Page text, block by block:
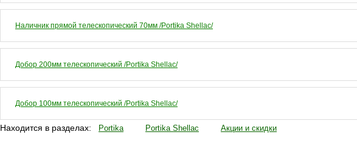
Наличник прямой телескопический 70мм /Portika Shellac/
Добор 200мм телескопический /Portika Shellac/
Добор 100мм телескопический /Portika Shellac/
Находится в разделах: Portika Portika Shellac Акции и скидки